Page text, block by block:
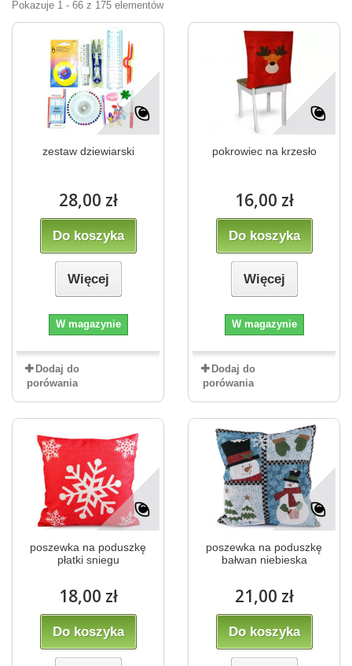
Pokazuje 1 - 66 z 175 elementów
zestaw dziewiarski
28,00 zł
Do koszyka
Więcej
W magazynie
Dodaj do
porówania
pokrowiec na krzesło
16,00 zł
Do koszyka
Więcej
W magazynie
Dodaj do
porówania
poszewka na poduszkę
płatki sniegu
18,00 zł
Do koszyka
poszewka na poduszkę
bałwan niebieska
21,00 zł
Do koszyka